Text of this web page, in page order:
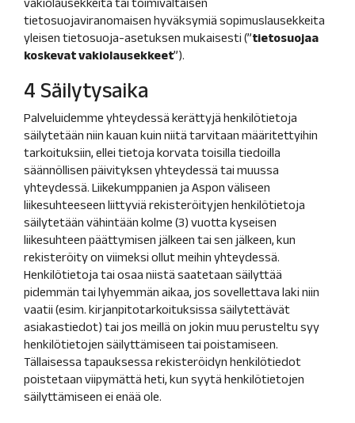
tietosuojaviranomaisen hyväksymiä sopimuslausekkeita
yleisen tietosuoja-asetuksen mukaisesti (”tietosuojaa
koskevat vakiolausekkeet”).
4 Säilytysaika
Palveluidemme yhteydessä kerättyjä henkilötietoja
säilytetään niin kauan kuin niitä tarvitaan määritettyihin
tarkoituksiin, ellei tietoja korvata toisilla tiedoilla
säännöllisen päivityksen yhteydessä tai muussa
yhteydessä. Liikekumppanien ja Aspon väliseen
liikesuhteeseen liittyviä rekisteröityjen henkilötietoja
säilytetään vähintään kolme (3) vuotta kyseisen
liikesuhteen päättymisen jälkeen tai sen jälkeen, kun
rekisteröity on viimeksi ollut meihin yhteydessä.
Henkilötietoja tai osaa niistä saatetaan säilyttää
pidemmän tai lyhyemmän aikaa, jos sovellettava laki niin
vaatii (esim. kirjanpitotarkoituksissa säilytettävät
asiakastiedot) tai jos meillä on jokin muu perusteltu syy
henkilötietojen säilyttämiseen tai poistamiseen.
Tällaisessa tapauksessa rekisteröidyn henkilötiedot
poistetaan viipymättä heti, kun syytä henkilötietojen
säilyttämiseen ei enää ole.